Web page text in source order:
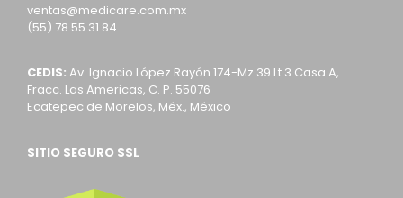
ventas@medicare.com.mx
(55) 78 55 31 84
CEDIS: Av. Ignacio López Rayón 174-Mz 39 Lt 3 Casa A,
Fracc. Las Americas, C. P. 55076
Ecatepec de Morelos, Méx., México
SITIO SEGURO SSL